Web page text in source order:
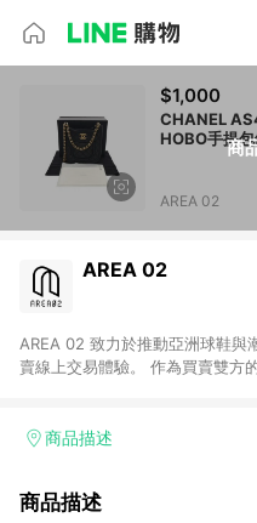
商
$1,000
CHANEL
HOBO手提
AREA 02
AREA 02
AREA 02 致力於推動亞洲球鞋與
賣線上交易體驗。 作為買賣雙方
鞋、街頭服飾與收藏品交易平台。 客服專線：+886-2-2706-
商品描述
商品描述